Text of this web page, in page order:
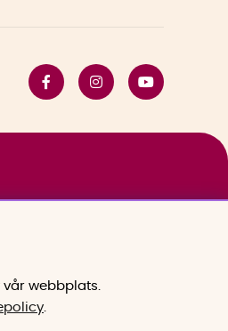
webbplats.